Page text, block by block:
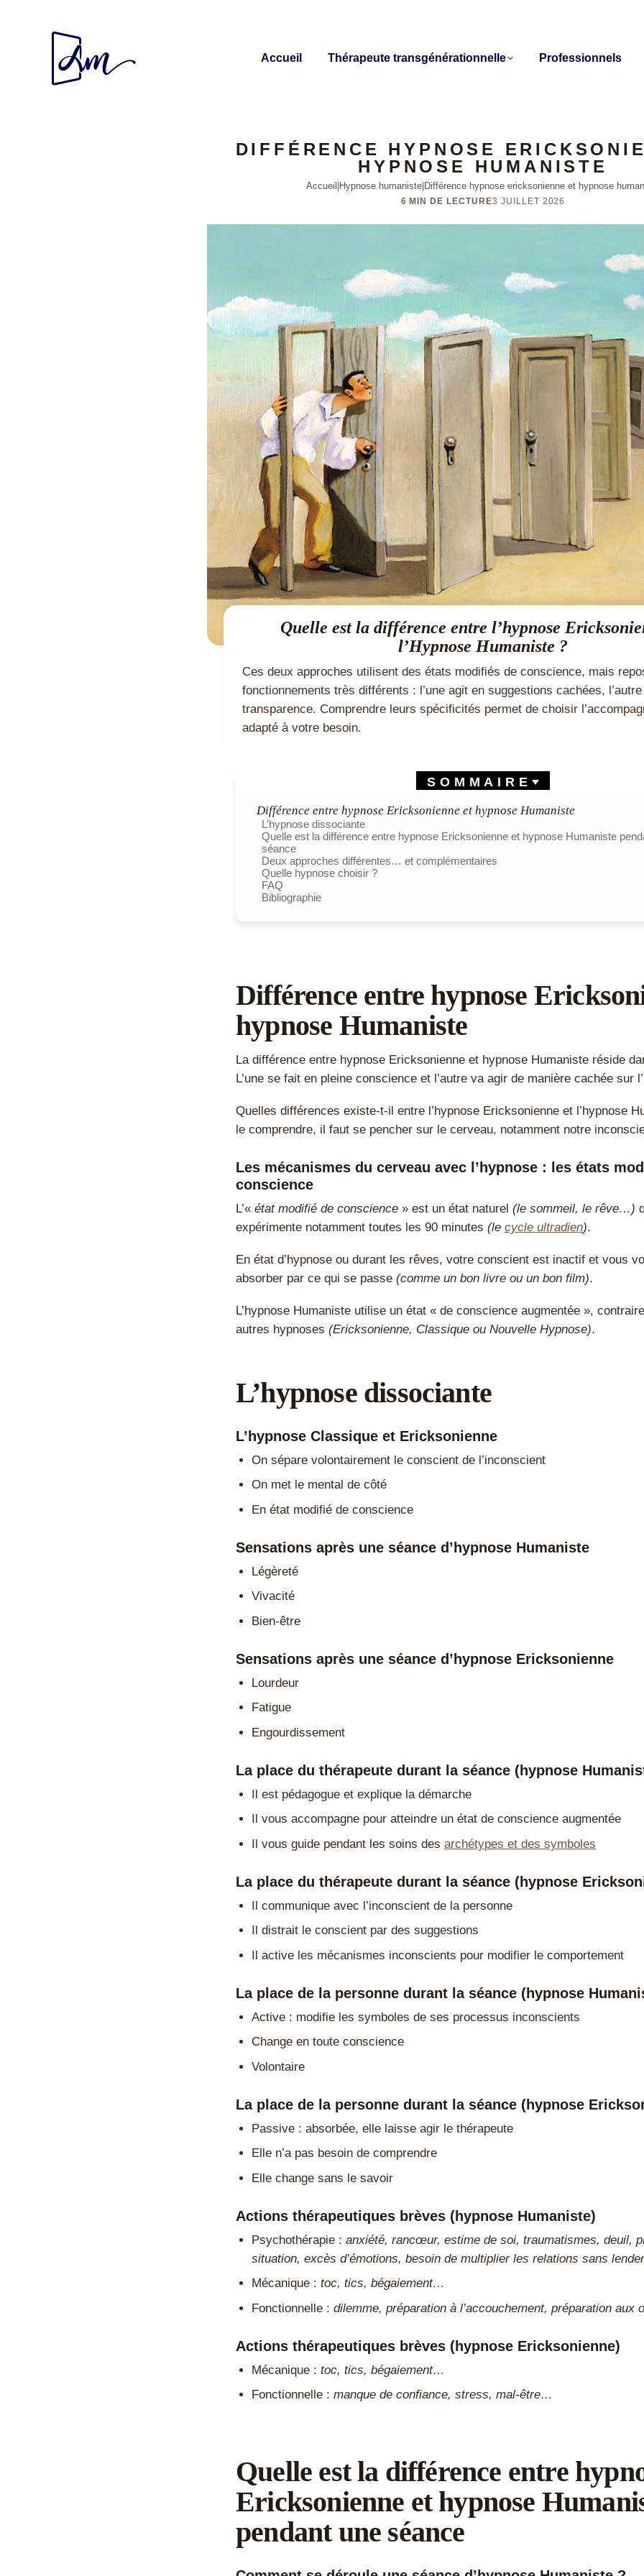
Accueil Thérapeute transgénérationnelle Professionnels
DIFFÉRENCE HYPNOSE
HYPNOSE HUMANISTE
Accueil Hypnose humaniste Différence hypnose ericksonienne et hypnose
6 MIN DE LECTURE3 JUILLET 2026
Quelle est la différence entre l’hypnose
l’Hypnose Humaniste ?
Ces deux approches utilisent des états modifiés de conscience, mais
fonctionnements très différents : l’une agit en suggestions cachées,
transparence. Comprendre leurs spécificités permet de choisir
adapté à votre besoin.
SOMMAIRE
Différence entre hypnose Ericksonienne et hypnose Humaniste
L’hypnose dissociante
Quelle est la différence entre hypnose Ericksonienne et hypnose Humaniste
séance
Deux approches différentes… et complémentaires
Quelle hypnose choisir ?
FAQ
Bibliographie
Différence entre hypnose
hypnose Humaniste
La différence entre hypnose Ericksonienne et hypnose Humaniste réside
L’une se fait en pleine conscience et l’autre va agir de manière cachée sur
Quelles différences existe-t-il entre l’hypnose Ericksonienne et l’hypnose
le comprendre, il faut se pencher sur le cerveau, notamment notre
Les mécanismes du cerveau avec l’hypnose : les états
conscience
L’« état modifié de conscience » est un état naturel (le sommeil, le rêve…)
expérimente notamment toutes les 90 minutes (le cycle ultradien).
En état d’hypnose ou durant les rêves, votre conscient est inactif et vous
absorber par ce qui se passe (comme un bon livre ou un bon film).
L’hypnose Humaniste utilise un état « de conscience augmentée »,
autres hypnoses (Ericksonienne, Classique ou Nouvelle Hypnose).
L’hypnose dissociante
L’hypnose Classique et Ericksonienne
On sépare volontairement le conscient de l’inconscient
On met le mental de côté
En état modifié de conscience
Sensations après une séance d’hypnose Humaniste
Légèreté
Vivacité
Bien-être
Sensations après une séance d’hypnose Ericksonienne
Lourdeur
Fatigue
Engourdissement
La place du thérapeute durant la séance (hypnose
Il est pédagogue et explique la démarche
Il vous accompagne pour atteindre un état de conscience augmentée
Il vous guide pendant les soins desarchétypes et des symboles
La place du thérapeute durant la séance (hypnose
Il communique avec l’inconscient de la personne
Il distrait le conscient par des suggestions
Il active les mécanismes inconscients pour modifier le comportement
La place de la personne durant la séance (hypnose
Active : modifie les symboles de ses processus inconscients
Change en toute conscience
Volontaire
La place de la personne durant la séance (hypnose
Passive : absorbée, elle laisse agir le thérapeute
Elle n’a pas besoin de comprendre
Elle change sans le savoir
Actions thérapeutiques brèves (hypnose Humaniste)
Psychothérapie :anxiété, rancœur, estime de soi, traumatismes, deuil,
situation, excès d’émotions, besoin de multiplier les relations sans
Mécanique :toc, tics, bégaiement…
Fonctionnelle :dilemme, préparation à l’accouchement, préparation aux
Actions thérapeutiques brèves (hypnose Ericksonienne)
Mécanique :toc, tics, bégaiement…
Fonctionnelle :manque de confiance, stress, mal-être…
Quelle est la différence entre
Ericksonienne et hypnose
pendant une séance